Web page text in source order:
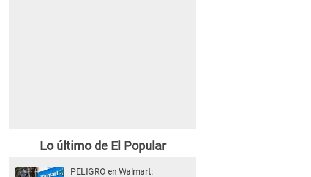
Lo último de El Popular
PELIGRO en Walmart: